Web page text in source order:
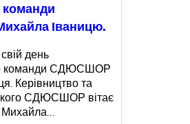
команди
Іваницю.
день
команди СДЮСШОР
Керівництво та
СДЮСШОР вітає
Михайла…